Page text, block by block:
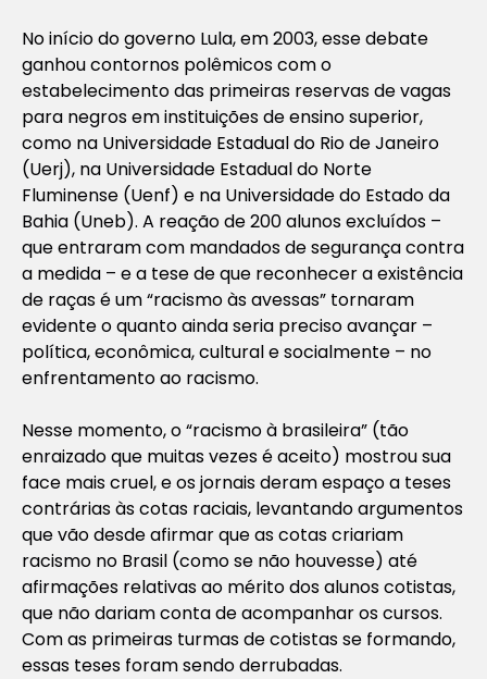
No início do governo Lula, em 2003, esse debate
ganhou contornos polêmicos com o
estabelecimento das primeiras reservas de vagas
para negros em instituições de ensino superior,
como na Universidade Esta­dual do Rio de Janeiro
(Uerj), na Universidade Estadual do Norte
Fluminense (Uenf) e na Universidade do Estado da
Bahia (Uneb). A reação de 200 alunos excluídos –
que entraram com mandados de segurança contra
a medida – e a tese de que reconhecer a existência
de raças é um “racismo às avessas” tornaram
evidente o quanto ainda seria preciso avançar –
política, econômica, cultural e socialmente – no
enfrentamento ao racismo.
Nesse momento, o “racismo à brasileira” (tão
enraizado que muitas vezes é aceito) mostrou sua
face mais cruel, e os jornais deram espaço a teses
contrárias às cotas raciais, levantando argumentos
que vão desde afirmar que as cotas criariam
racismo no Brasil (como se não houvesse) até
afirmações relativas ao mérito dos alunos cotistas,
que não dariam conta de acompanhar os cursos.
Com as primeiras turmas de cotistas se formando,
essas teses foram sendo derrubadas.